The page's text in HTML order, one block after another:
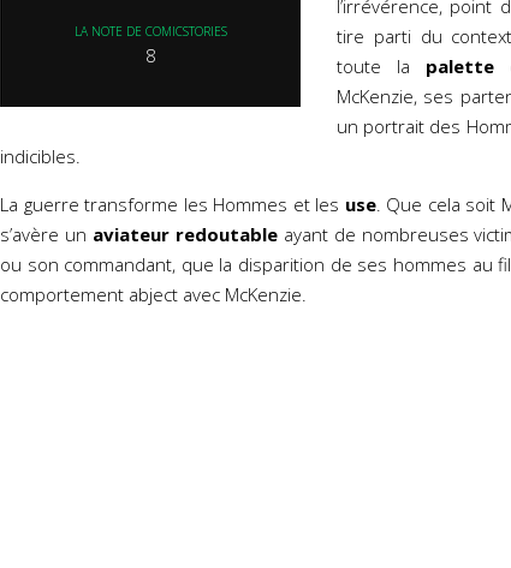
LA NOTE DE COMICSTORIES
8
l’irrévérence, point
tire parti du
toute la palette
McKenzie, ses
un portrait des
indicibles.
La guerre transforme les Hommes et les use. Que cela soit
s’avère un aviateur redoutableayant de nombreuses
ou son commandant, que la disparition de ses hommes au
comportement abject avec McKenzie.